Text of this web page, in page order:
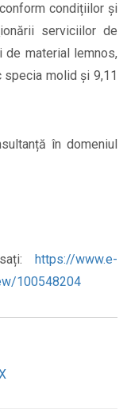
condițiilor și
serviciilor de
de material lemnos,
specia molid și 9,11
în domeniul
https://www.e-
100548204